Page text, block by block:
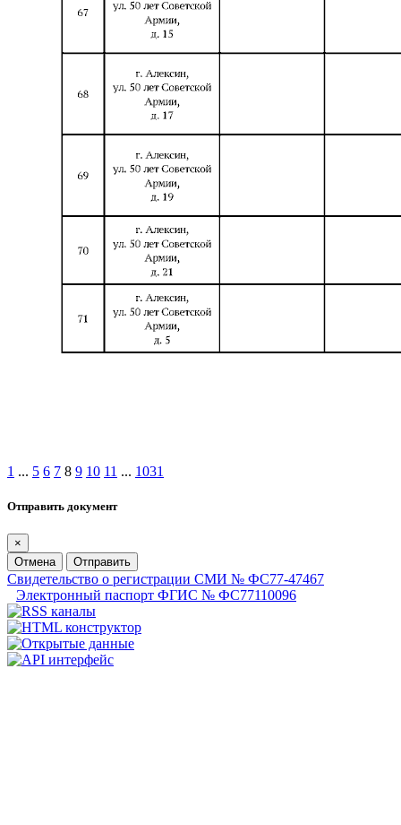
1 ... 5 6 7 8 9 10 11 ... 1031
Отправить документ
×
Отмена
Отправить
Свидетельство о регистрации СМИ № ФС77-47467
Электронный паспорт ФГИС № ФС77110096